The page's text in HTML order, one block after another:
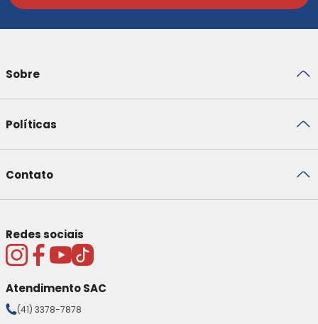
Sobre
Políticas
Contato
Redes sociais
Atendimento SAC
(41) 3378-7878